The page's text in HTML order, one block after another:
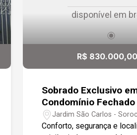
disponível em
R$
Sobrado Exclusivo
Condomínio
São Carlos | Próximo
Campolim | 2 Vagas
Jardim São Carlos -
Conforto, segurança e